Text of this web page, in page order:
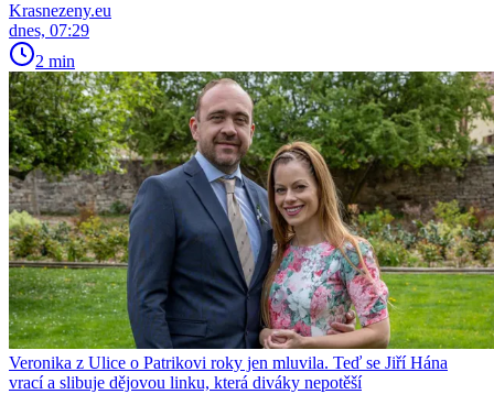
Krasnezeny.eu
dnes, 07:29
2 min
Veronika z Ulice o Patrikovi roky jen mluvila. Teď se Jiří Hána
vrací a slibuje dějovou linku, která diváky nepotěší